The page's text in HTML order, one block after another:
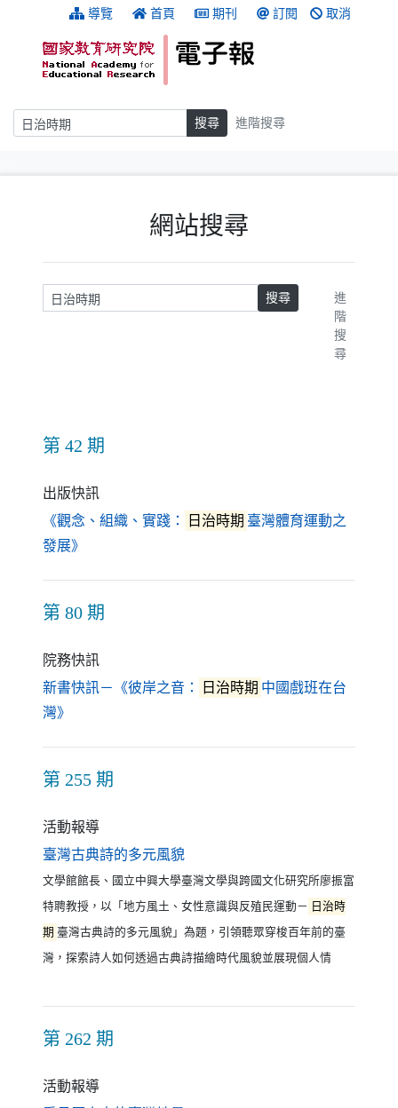
跳到主要內容 導覽 首頁 期刊 訂閱 取消
搜尋 搜尋 進階搜尋
網站搜尋
請輸入關鍵字 搜尋
進
階
搜
尋
第 42 期
出版快訊
《觀念、組織、實踐：
日治時期 臺灣體育運動之
發展》
第 80 期
院務快訊
新書快訊－《彼岸之音：
日治時期 中國戲班在台
灣》
第 255 期
活動報導
臺灣古典詩的多元風貌
文學館館長、國立中興大學臺灣文學與跨國文化研究所廖振富
特聘教授，以「地方風土、女性意識與反殖民運動－ 日治時
期 臺灣古典詩的多元風貌」為題，引領聽眾穿梭百年前的臺
灣，探索詩人如何透過古典詩描繪時代風貌並展現個人情
第 262 期
活動報導